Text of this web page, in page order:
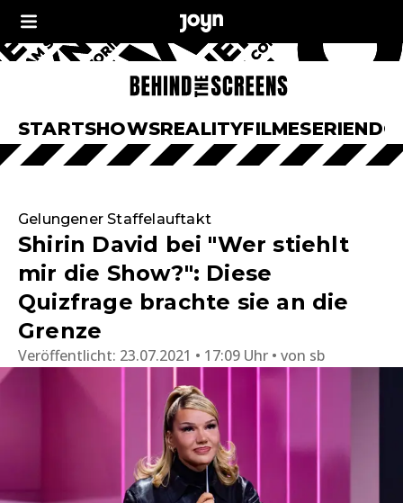
STARTSHOWSREALITYFILMESERIEN
Gelungener Staffelauftakt
Shirin David bei "Wer stiehlt
mir die Show?": Diese
Quizfrage brachte sie an die
Grenze
Veröffentlicht: 23.07.2021 • 17:09 Uhr von sb